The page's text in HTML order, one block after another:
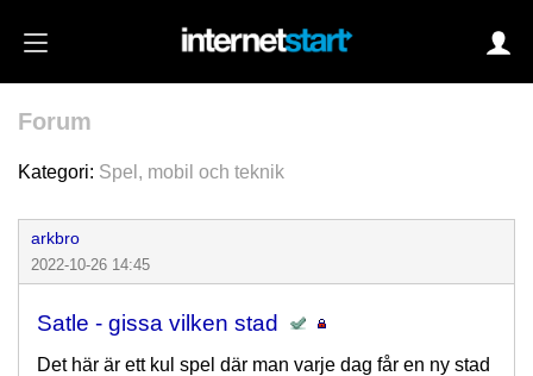
• Glömt lösenord?
Forum
Kategori: Spel, mobil och teknik
arkbro
2022-10-26 14:45
Satle - gissa vilken stad
Det här är ett kul spel där man varje dag får en ny stad